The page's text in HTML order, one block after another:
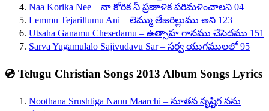
Naa Korika Nee – నా కోరిక నీ ప్రణాళిక పరిమళించాలని 04
Lemmu Tejarillumu Ani – లెమ్ము తేజరిల్లుము అని 123
Utsaha Ganamu Chesedamu – ఉత్సాహ గానము చేసెదము 151
Sarva Yugamulalo Sajivudavu Sar – సర్వ యుగములలో 95
💿 Telugu Christian Songs 2013 Album Songs Lyrics
Noothana Srushtiga Nanu Maarchi – నూతన సృష్టిగ నను